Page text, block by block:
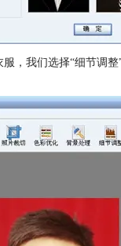
，我们选择“细节调